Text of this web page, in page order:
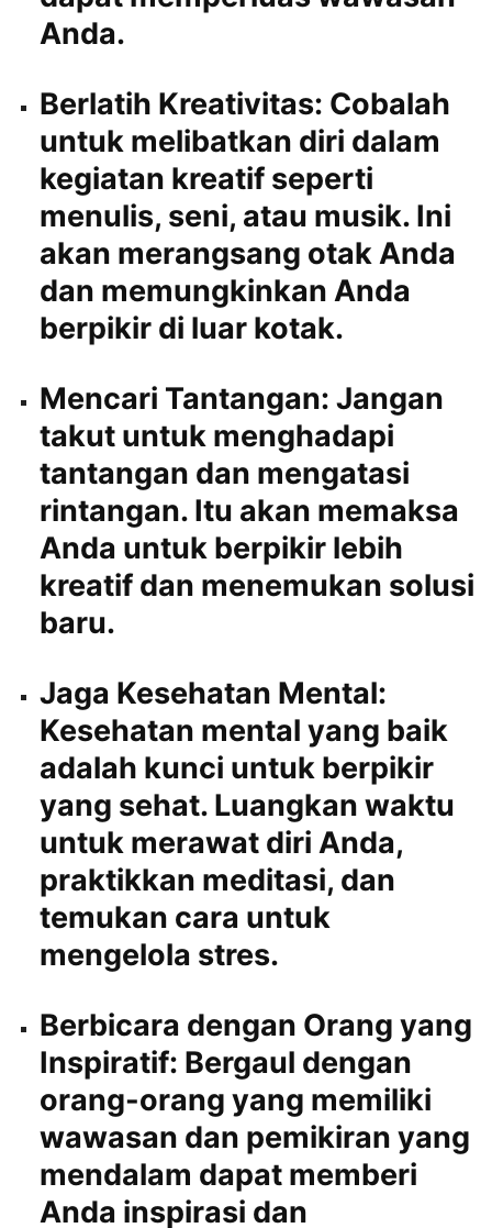
Anda.
Berlatih Kreativitas: Cobalah
untuk melibatkan diri dalam
kegiatan kreatif seperti
menulis, seni, atau musik. Ini
akan merangsang otak Anda
dan memungkinkan Anda
berpikir di luar kotak.
Mencari Tantangan: Jangan
takut untuk menghadapi
tantangan dan mengatasi
rintangan. Itu akan memaksa
Anda untuk berpikir lebih
kreatif dan menemukan solusi
baru.
Jaga Kesehatan Mental:
Kesehatan mental yang baik
adalah kunci untuk berpikir
yang sehat. Luangkan waktu
untuk merawat diri Anda,
praktikkan meditasi, dan
temukan cara untuk
mengelola stres.
Berbicara dengan Orang yang
Inspiratif: Bergaul dengan
orang-orang yang memiliki
wawasan dan pemikiran yang
mendalam dapat memberi
Anda inspirasi dan